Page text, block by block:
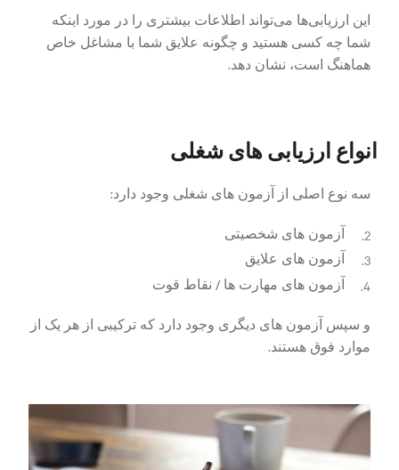
این ارزیابی‌ها می‌تواند اطلاعات بیشتری را در مورد اینکه
شما چه کسی هستید و چگونه علایق شما با مشاغل خاص
هماهنگ است، نشان دهد.
انواع ارزیابی های شغلی
سه نوع اصلی از آزمون های شغلی وجود دارد:
آزمون های شخصیتی
آزمون های علایق
آزمون های مهارت ها / نقاط قوت
و سپس آزمون های دیگری وجود دارد که ترکیبی از هر یک از
موارد فوق هستند.